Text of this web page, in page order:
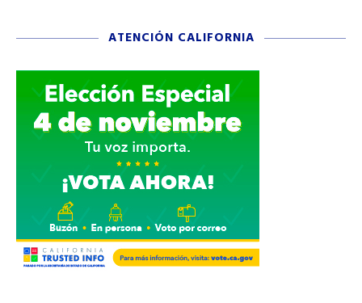
ATENCIÓN CALIFORNIA